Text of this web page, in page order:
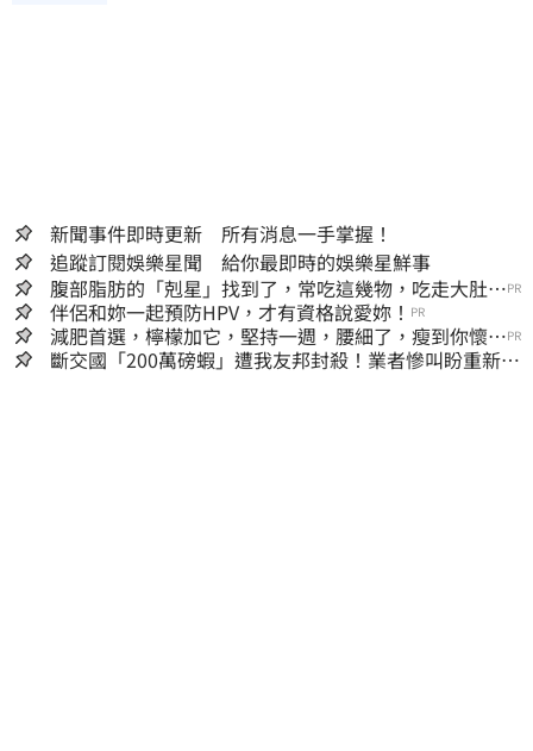
新聞事件即時更新 所有消息一手掌握！
追蹤訂閱娛樂星聞 給你最即時的娛樂星鮮事
腹部脂肪的「剋星」找到了，常吃這幾物，吃走大肚
囊，瘦出小蠻腰
PR
伴侶和妳一起預防HPV，才有資格說愛妳！ PR
減肥首選，檸檬加它，堅持一週，腰細了，瘦到你懷疑
人生
PR
斷交國「200萬磅蝦」遭我友邦封殺！業者慘叫盼重新開